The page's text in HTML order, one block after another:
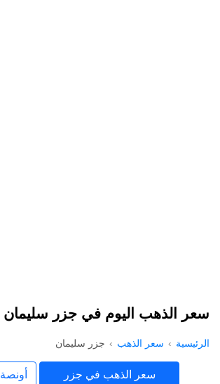
سعر الذهب اليوم في جزر سليمان
الرئيسية سعر الذهب جزر سليمان
سعر الذهب في جزر
أونصة